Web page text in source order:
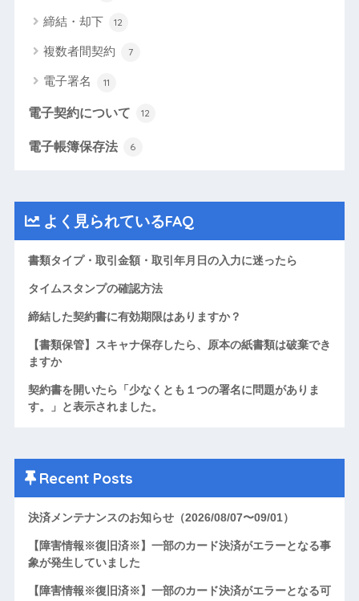
締結・却下 12
複数者間契約 7
電子署名 11
電子契約について 12
電子帳簿保存法 6
よく見られているFAQ
書類タイプ・取引金額・取引年月日の入力に迷ったら
タイムスタンプの確認方法
締結した契約書に有効期限はありますか？
【書類保管】スキャナ保存したら、原本の紙書類は破棄でき
ますか
契約書を開いたら「少なくとも１つの署名に問題がありま
す。」と表示されました。
Recent Posts
決済メンテナンスのお知らせ（2026/08/07〜09/01）
【障害情報※復旧済※】一部のカード決済がエラーとなる事
象が発生していました
【障害情報※復旧済※】一部のカード決済がエラーとなる可